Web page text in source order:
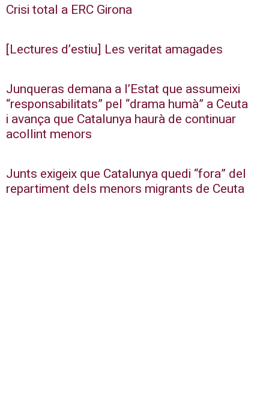
Crisi total a ERC Girona
[Lectures d’estiu] Les veritat amagades
Junqueras demana a l’Estat que assumeixi
“responsabilitats” pel “drama humà” a Ceuta
i avança que Catalunya haurà de continuar
acollint menors
Junts exigeix que Catalunya quedi “fora” del
repartiment dels menors migrants de Ceuta